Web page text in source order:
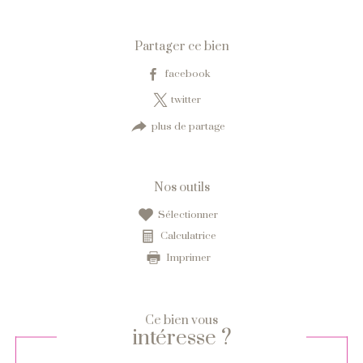
Partager ce bien
facebook
twitter
plus de partage
Nos outils
sélectionner
calculatrice
imprimer
Ce bien vous
intéresse ?